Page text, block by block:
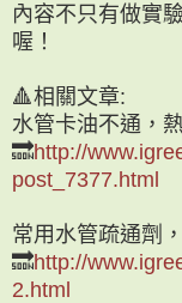
內容不只有做實
喔！
🔺相關文章:
水管卡油不通，
🔜http://
post_7377.html
常用水管疏通劑
🔜http://
2.html